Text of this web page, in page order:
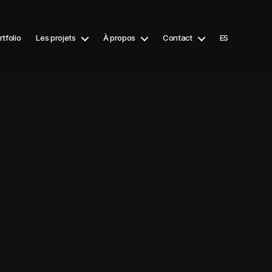
Les projets À propos Contact ES